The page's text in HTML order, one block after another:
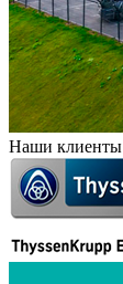
Наши клиенты